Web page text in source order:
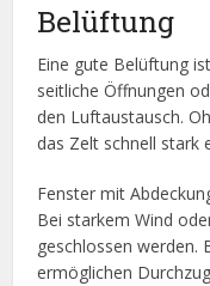
Belüftung
Eine gute Belüftung
seitliche Öffnungen
den Luftaustausch.
das Zelt schnell stark
Fenster mit
Bei starkem Wind
geschlossen werden.
ermöglichen